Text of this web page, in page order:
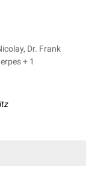
Dr. Frank
Antwerpes + 1